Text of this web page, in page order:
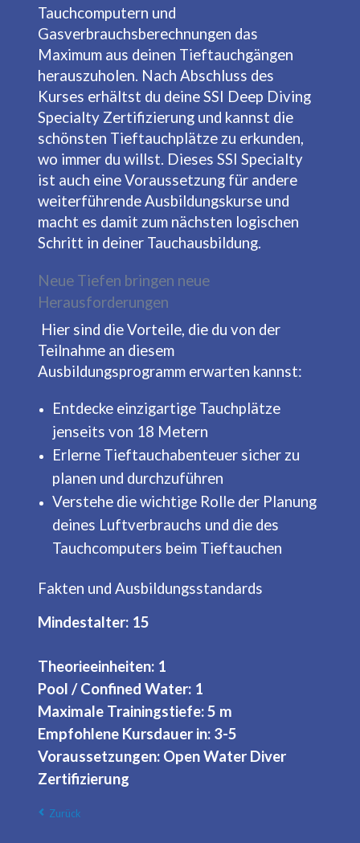
Tauchcomputern und
Gasverbrauchsberechnungen das
Maximum aus deinen Tieftauchgängen
herauszuholen. Nach Abschluss des
Kurses erhältst du deine SSI Deep Diving
Specialty Zertifizierung und kannst die
schönsten Tieftauchplätze zu erkunden,
wo immer du willst. Dieses SSI Specialty
ist auch eine Voraussetzung für andere
weiterführende Ausbildungskurse und
macht es damit zum nächsten logischen
Schritt in deiner Tauchausbildung.
Neue Tiefen bringen neue
Herausforderungen
Hier sind die Vorteile, die du von der
Teilnahme an diesem
Ausbildungsprogramm erwarten kannst:
Entdecke einzigartige Tauchplätze
jenseits von 18 Metern
Erlerne Tieftauchabenteuer sicher zu
planen und durchzuführen
Verstehe die wichtige Rolle der Planung
deines Luftverbrauchs und die des
Tauchcomputers beim Tieftauchen
Fakten und Ausbildungsstandards
Mindestalter: 15
Theorieeinheiten: 1
Pool / Confined Water: 1
Maximale Trainingstiefe: 5 m
Empfohlene Kursdauer in: 3-5
Voraussetzungen: Open Water Diver
Zertifizierung
Zurück